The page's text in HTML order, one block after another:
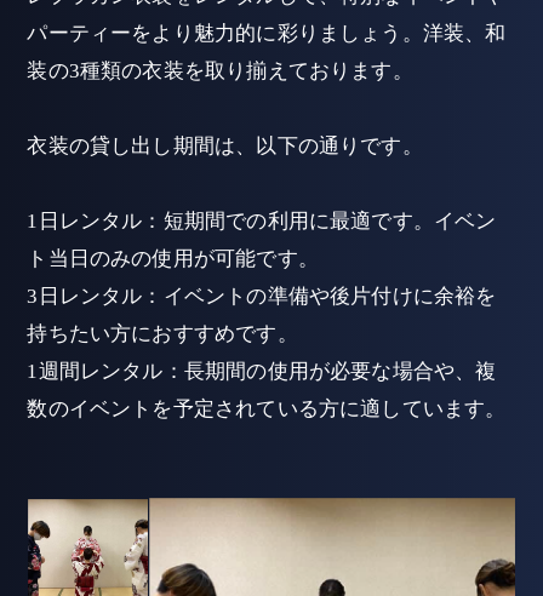
パーティーをより魅力的に彩りましょう。洋装、和
装の3種類の衣装を取り揃えております。
衣装の貸し出し期間は、以下の通りです。
1日レンタル：短期間での利用に最適です。イベン
ト当日のみの使用が可能です。
3日レンタル：イベントの準備や後片付けに余裕を
持ちたい方におすすめです。
1週間レンタル：長期間の使用が必要な場合や、複
数のイベントを予定されている方に適しています。